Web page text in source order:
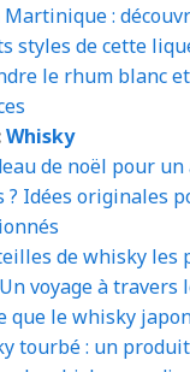
:
styles de cette
le rhum blanc
Whisky
de noël pour
? Idées originales
de whisky les
voyage à travers
que le whisky
tourbé : un